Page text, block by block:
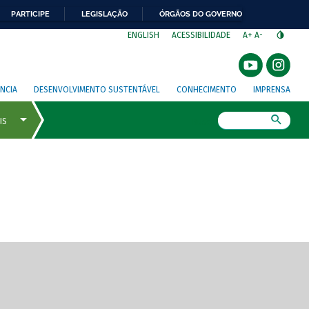
PARTICIPE LEGISLAÇÃO ÓRGÃOS DO GOVERNO
ENGLISH ACESSIBILIDADE A+ A-
DESENVOLVIMENTO SUSTENTÁVEL CONHECIMENTO IMPRENSA
de tela